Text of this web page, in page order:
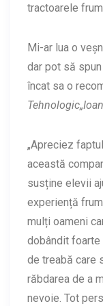
tractoarele
Mi-ar lua o
dar pot să
încat sa o
„Apreciez
această
susține elevii
experiență
mulți oameni
dobândit foarte
de treabă care
răbdarea de a
nevoie. Tot